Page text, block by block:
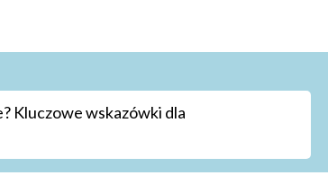
Kluczowe wskazówki dla